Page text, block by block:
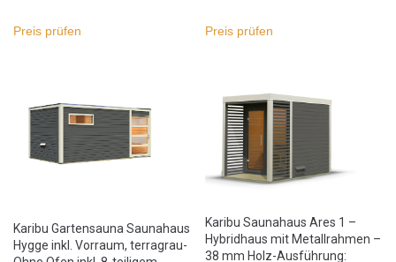
Preis prüfen Preis prüfen
Karibu Gartensauna Saunahaus
Hygge inkl. Vorraum, terragrau-
Karibu Saunahaus Ares 1 –
Hybridhaus mit Metallrahmen –
38 mm Holz-Ausführung: